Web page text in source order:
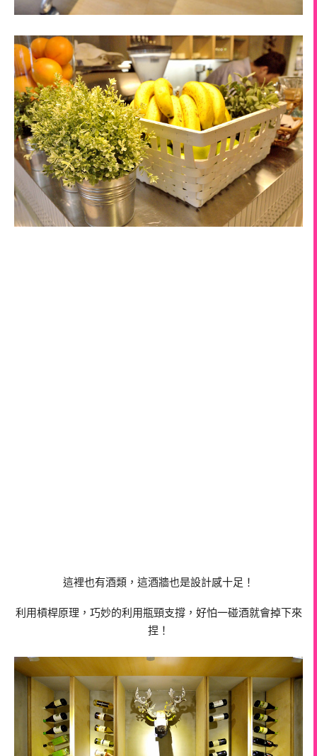
這裡也有酒類，這酒牆也是設計感十足！
利用槓桿原理，巧妙的利用瓶頸支撐，好怕一碰酒就會掉下來
捏！